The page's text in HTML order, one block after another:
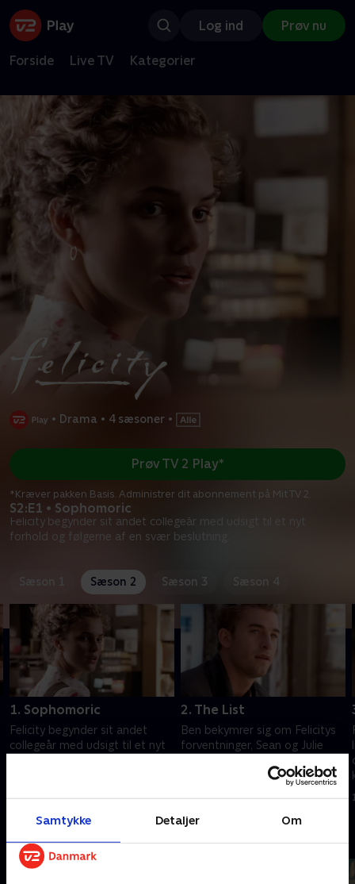
Samtykke Detaljer Om
Log ind Prøv nu
Forside Live TV Kategorier
• Drama • 4 sæsoner •
S2:E1 • Sophomoric
Felicity begynder sit andet collegeår med udsigt til et nyt
forhold og følgerne af en svær beslutning.
Prøv TV 2 Play*
*Kræver pakken Basis. Administrer dit abonnement på Mit TV 2.
Sæson 1 Sæson 2 Sæson 3 Sæson 4
1. Sophomoric
Felicity begynder sit andet
collegeår med udsigt til et nyt
4. september 2010 • 39 min
2. The List
Ben bekymrer sig om Felicitys
forventninger, Sean og Julie
mislykkes i at rådgive en klient.
11. september 2010 • 42 min
Andre så også